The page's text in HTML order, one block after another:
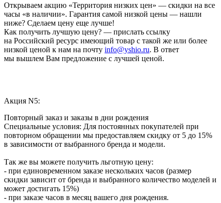
Открываем акцию «Территория низких цен» — скидки на все
часы «в наличии». Гарантия самой низкой цены — нашли
ниже? Сделаем цену еще лучше!
Как получить лучшую цену? — прислать ссылку
на Российский ресурс имеющий товар с такой же или более
низкой ценой к нам на почту info@yshio.ru. В ответ
мы вышлем Вам предложение с лучшей ценой.
Акция N5:
Повторный заказ и заказы в дни рождения
Специальные условия: Для постоянных покупателей при
повторном обращении мы предоставляем скидку от 5 до 15%
в зависимости от выбранного бренда и модели.
Так же вы можете получить льготную цену:
- при единовременном заказе нескольких часов (размер
скидки зависит от бренда и выбранного количество моделей и
может достигать 15%)
- при заказе часов в месяц вашего дня рождения.